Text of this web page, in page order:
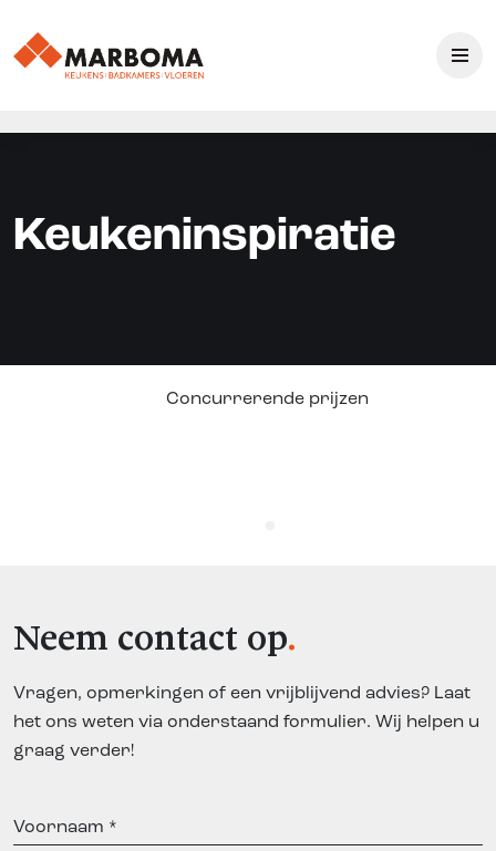
Keukeninspiratie
Concurrerende prijzen
Neem contact op
Vragen, opmerkingen of een vrijblijvend advies? Laat
het ons weten via onderstaand formulier. Wij helpen u
graag verder!
Voornaam